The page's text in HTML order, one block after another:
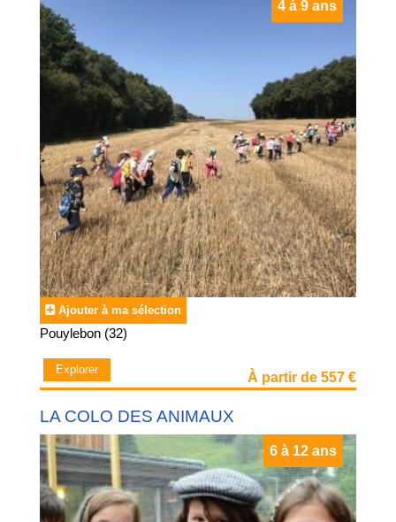
4 à 9 ans
Ajouter à ma sélection
Pouylebon (32)
Explorer
À partir de 557 €
LA COLO DES ANIMAUX
6 à 12 ans